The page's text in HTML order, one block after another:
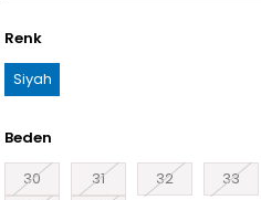
Renk
Siyah
Beden
30
31 32 33